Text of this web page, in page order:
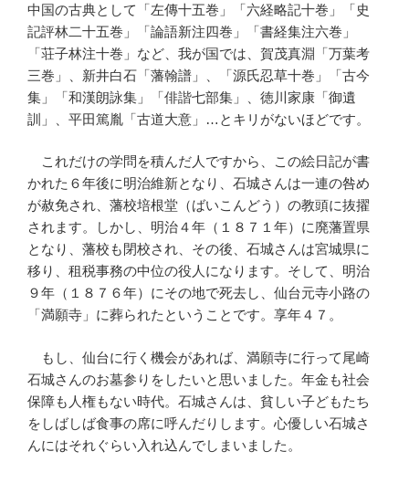
中国の古典として「左傳十五巻」「六経略記十巻」「史
記評林二十五巻」「論語新注四巻」「書経集注六巻」
「荘子林注十巻」など、我が国では、賀茂真淵「万葉考
三巻」、新井白石「藩翰譜」、「源氏忍草十巻」「古今
集」「和漢朗詠集」「俳諧七部集」、徳川家康「御遺
訓」、平田篤胤「古道大意」…とキリがないほどです。
これだけの学問を積んだ人ですから、この絵日記が書
かれた６年後に明治維新となり、石城さんは一連の咎め
が赦免され、藩校培根堂（ばいこんどう）の教頭に抜擢
されます。しかし、明治４年（１８７１年）に廃藩置県
となり、藩校も閉校され、その後、石城さんは宮城県に
移り、租税事務の中位の役人になります。そして、明治
９年（１８７６年）にその地で死去し、仙台元寺小路の
「満願寺」に葬られたということです。享年４７。
もし、仙台に行く機会があれば、満願寺に行って尾崎
石城さんのお墓参りをしたいと思いました。年金も社会
保障も人権もない時代。石城さんは、貧しい子どもたち
をしばしば食事の席に呼んだりします。心優しい石城さ
んにはそれぐらい入れ込んでしまいました。